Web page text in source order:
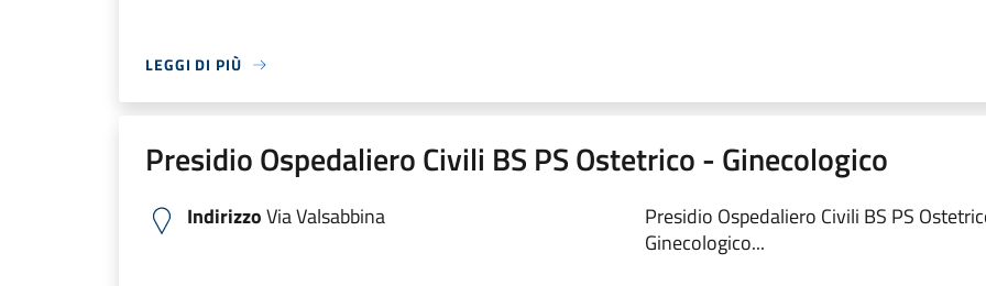
LEGGI DI PIÙ
Presidio Ospedaliero Civili BS PS Ostetrico - Ginecologico
IndirizzoVia Valsabbina
Presidio Ospedaliero Civili BS PS
Ginecologico...